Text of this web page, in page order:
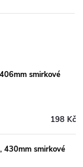
smirkové
198 Kč
430mm smirkové